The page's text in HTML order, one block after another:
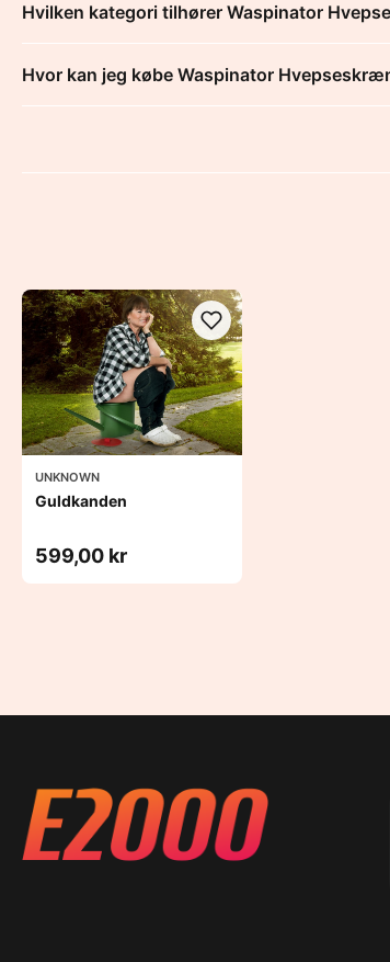
Hvilken kategori tilhører Waspinator
Hvor kan jeg købe Waspinator
UNKNOWN
Guldkanden
599,00 kr